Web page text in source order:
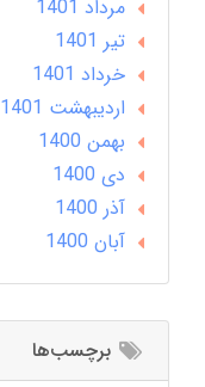
مرداد 1401
تير 1401
خرداد 1401
ارديبهشت 1401
بهمن 1400
دی 1400
آذر 1400
آبان 1400
برچسب‌ها